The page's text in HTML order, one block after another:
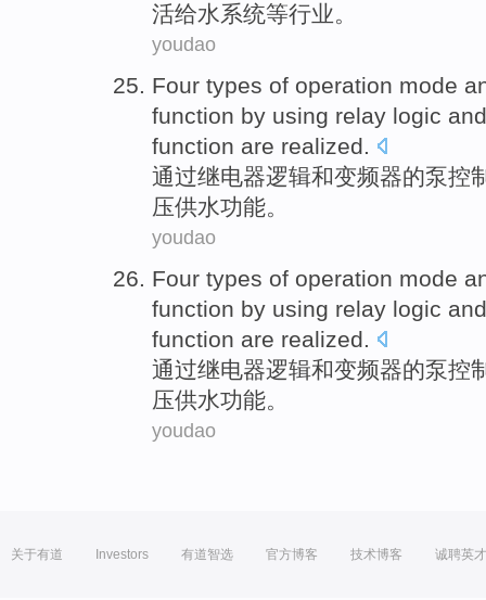
活给水系统等行业。
youdao
Four types of operation mode
function by using relay logic and
function are realized.
通过继电器逻辑和变频器的泵控
压供水功能。
youdao
Four types of operation mode
function by using relay logic and
function are realized.
通过继电器逻辑和变频器的泵控
压供水功能。
youdao
关于有道 Investors 有道智选 官方博客 技术博客 诚聘英才